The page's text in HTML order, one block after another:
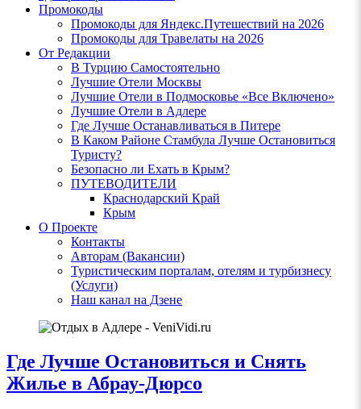
Промокоды
Промокоды для Яндекс.Путешествий на 2026
Промокоды для Травелаты на 2026
От Редакции
В Турцию Самостоятельно
Лучшие Отели Москвы
Лучшие Отели в Подмосковье «Все Включено»
Лучшие Отели в Адлере
Где Лучше Останавливаться в Питере
В Каком Районе Стамбула Лучше Остановиться
Туристу?
Безопасно ли Ехать в Крым?
ПУТЕВОДИТЕЛИ
Краснодарский Край
Крым
О Проекте
Контакты
Авторам (Вакансии)
Туристическим порталам, отелям и турбизнесу
(Услуги)
Наш канал на Дзене
Где Лучше Остановиться и Снять
Жилье в Абрау-Дюрсо